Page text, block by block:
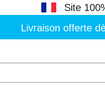
Site
Livraison offerte